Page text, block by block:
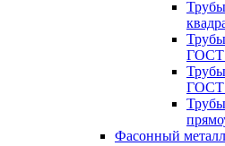
ГОСТ
ГОСТ
Фасонный